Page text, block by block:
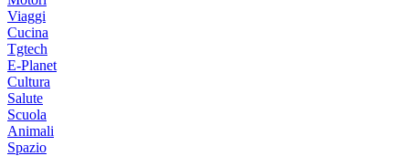
Viaggi
Cucina
Tgtech
E-Planet
Cultura
Salute
Scuola
Animali
Spazio